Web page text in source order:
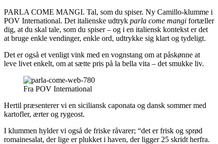
PARLA COME MANGI. Tal, som du spiser. Ny Camillo-klumme i
POV International. Det italienske udtryk parla come mangi fortæller
dig, at du skal tale, som du spiser – og i en italiensk kontekst er det
at bruge enkle vendinger, enkle ord, udtrykke sig klart og tydeligt.
Det er også et venligt vink med en vognstang om at påskønne at
leve livet enkelt, om at sætte pris på la bella vita – det smukke liv.
Fra POV International
Hertil præsenterer vi en siciliansk caponata og dansk sommer med
kartofler, ærter og rygeost.
I klummen hylder vi også de friske råvarer; “det er frisk og sprød
romainesalat, der lige er plukket i haven, der ligger 25 skridt herfra.